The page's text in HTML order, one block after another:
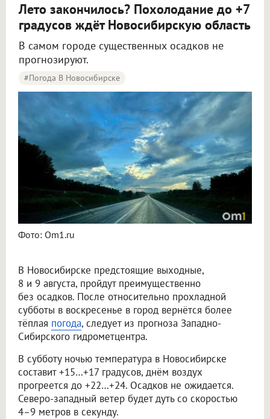
Лето закончилось? Похолодание до +7
градусов ждёт Новосибирскую область
В самом городе существенных осадков не
прогнозируют.
#Погода В Новосибирске
Фото: Om1.ru
В Новосибирске предстоящие выходные,
8 и 9 августа, пройдут преимущественно
без осадков. После относительно прохладной
субботы в воскресенье в город вернётся более
тёплая погода, следует из прогноза Западно-
Сибирского гидрометцентра.
В субботу ночью температура в Новосибирске
составит +15…+17 градусов, днём воздух
прогреется до +22…+24. Осадков не ожидается.
Северо-западный ветер будет дуть со скоростью
4–9 метров в секунду.